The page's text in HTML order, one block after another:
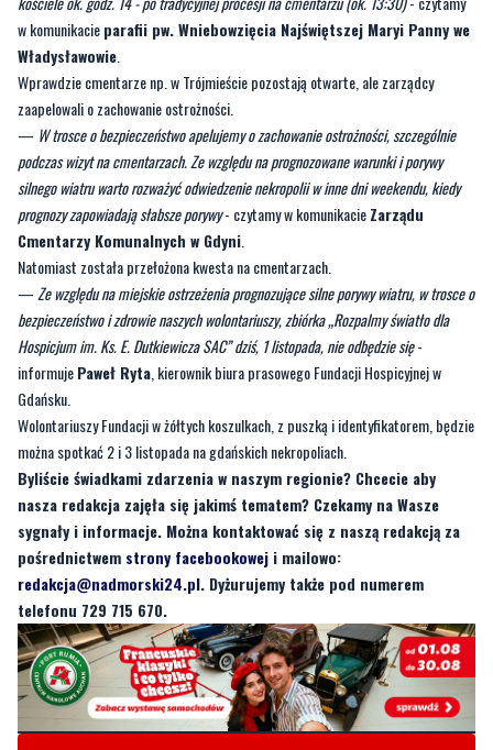
zaapelowali o zachowanie ostrożności.
—W trosce o bezpieczeństwo apelujemy o zachowanie ostrożności, szczególnie
podczas wizyt na cmentarzach. Ze względu na prognozowane warunki i porywy
silnego wiatru warto rozważyć odwiedzenie nekropolii w inne dni weekendu, kiedy
prognozy zapowiadają słabsze porywy- czytamy w komunikacieZarządu
Cmentarzy Komunalnych w Gdyni.
Natomiast została przełożona kwesta na cmentarzach.
—Ze względu na miejskie ostrzeżenia prognozujące silne porywy wiatru, w trosce o
bezpieczeństwo i zdrowie naszych wolontariuszy, zbiórka „Rozpalmy światło dla
Hospicjum im. Ks. E. Dutkiewicza SAC” dziś, 1 listopada, nie odbędzie się
informujePaweł Ryta, kierownik biura prasowego Fundacji Hospicyjnej w
Gdańsku.
Wolontariuszy Fundacji w żółtych koszulkach, z puszką i identyfikatorem, będzie
można spotkać 2 i 3 listopada na gdańskich nekropoliach.
Byliście świadkami zdarzenia w naszym regionie? Chcecie aby
nasza redakcja zajęła się jakimś tematem? Czekamy na Wasze
sygnały i informacje. Można kontaktować się z naszą redakcją za
pośrednictwemstrony facebookoweji mailowo:
redakcja@nadmorski24.pl. Dyżurujemy także pod numerem
telefonu 729 715 670.
Byliście świadkami zdarzenia w naszym regionie? Chcecie
aby nasza redakcja zajęła się jakimś tematem? Czekamy na
Wasze sygnały i informacje. Można kontaktować się z naszą